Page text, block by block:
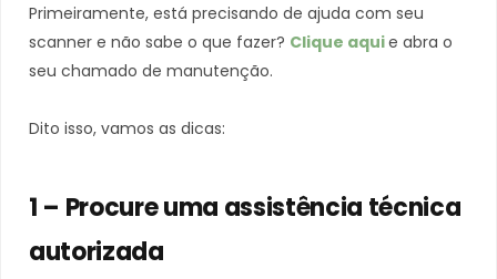
Primeiramente, está precisando de ajuda com seu
scanner e não sabe o que fazer? Clique aquie abra o
seu chamado de manutenção.
Dito isso, vamos as dicas:
1 – Procure uma assistência técnica
autorizada